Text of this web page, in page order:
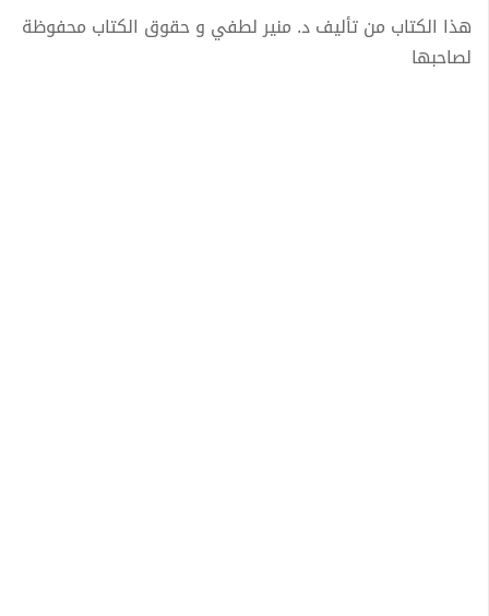
هذا الكتاب من تأليف د. منير لطفي و حقوق الكتاب محفوظة
لصاحبها